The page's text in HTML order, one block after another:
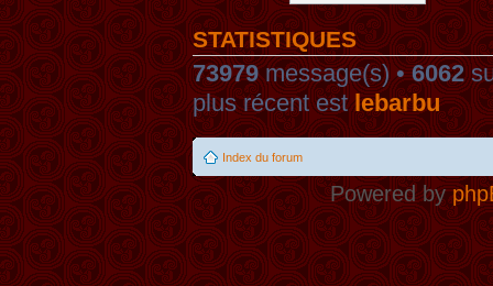
STATISTIQUES
73979message(s) •6062
plus récent estlebarbu
Index du forum
Powered by